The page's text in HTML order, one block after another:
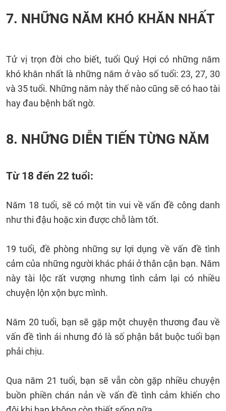
7. NHỮNG NĂM KHÓ KHĂN NHẤT
Tử vị trọn đời cho biết, tuổi Quý Hợi có những năm
khó khăn nhất là những năm ở vào số tuổi: 23, 27, 30
và 35 tuổi. Những năm này thế nào cũng sẽ có hao tài
hay đau bệnh bất ngờ.
8. NHỮNG DIỄN TIẾN TỪNG NĂM
Từ 18 đến 22 tuổi:
Năm 18 tuổi, sẽ có một tin vui về vấn đề công danh
như thi đậu hoặc xin được chỗ làm tốt.
19 tuổi, đề phòng những sự lợi dụng về vấn đề tình
cảm của những người khác phái ở thân cận bạn. Năm
này tài lộc rất vượng nhưng tình cảm lại có nhiều
chuyện lộn xộn bực mình.
Năm 20 tuổi, bạn sẽ gặp một chuyện thương đau về
vấn đề tình ái nhưng đó là số phận bắt buộc tuổi bạn
phải chịu.
Qua năm 21 tuổi, bạn sẽ vẫn còn gặp nhiều chuyện
buồn phiền chán nản về vấn đề tình cảm khiến cho